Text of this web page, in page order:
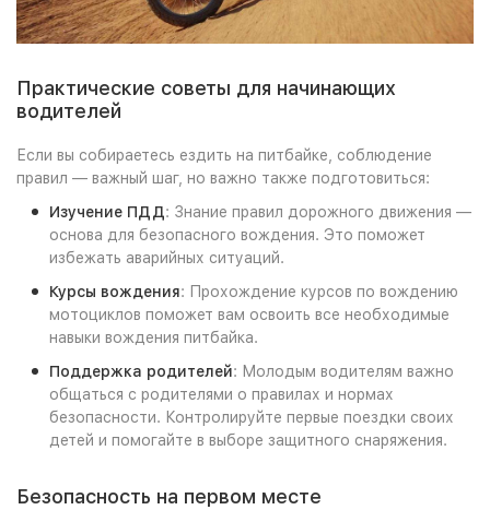
Практические советы для начинающих
водителей
Если вы собираетесь ездить на питбайке, соблюдение
правил — важный шаг, но важно также подготовиться:
Изучение ПДД: Знание правил дорожного движения —
основа для безопасного вождения. Это поможет
избежать аварийных ситуаций.
Курсы вождения: Прохождение курсов по вождению
мотоциклов поможет вам освоить все необходимые
навыки вождения питбайка.
Поддержка родителей: Молодым водителям важно
общаться с родителями о правилах и нормах
безопасности. Контролируйте первые поездки своих
детей и помогайте в выборе защитного снаряжения.
Безопасность на первом месте